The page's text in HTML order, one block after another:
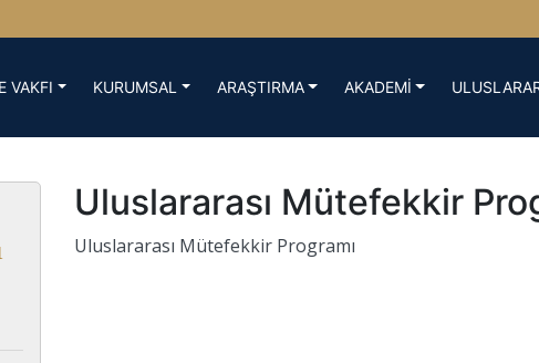
VAKFI KURUMSAL ARAŞTIRMA AKADEMİ
Uluslararası Mütefekkir
Uluslararası Mütefekkir Programı